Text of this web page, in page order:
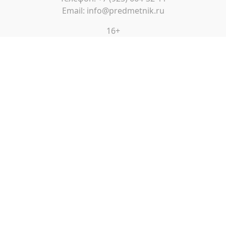
Email: info@predmetnik.ru
16+